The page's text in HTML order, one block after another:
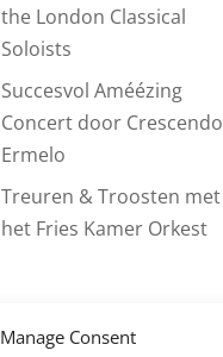
Manage Consent
the London Classical
Soloists
Succesvol Améézing
Concert door Crescendo
Ermelo
Treuren & Troosten met
het Fries Kamer Orkest